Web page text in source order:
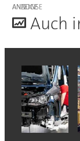
ANZEIGE
Auch